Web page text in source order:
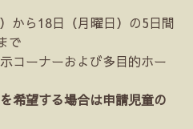
から18日（月曜日）の5日間
で
コーナーおよび多目的ホー
希望する場合は申請児童の